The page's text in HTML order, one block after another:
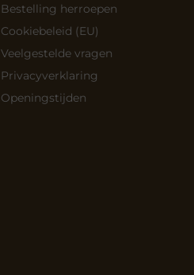
Bestelling herroepen
Cookiebeleid (EU)
Veelgestelde vragen
Privacyverklaring
Openingstijden